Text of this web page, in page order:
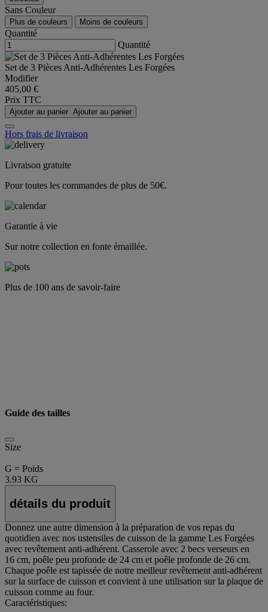
Sans Couleur
Plus de couleurs Moins de couleurs
Quantité
Quantité
Set de 3 Pièces Anti-Adhérentes Les Forgées
Modifier
405,00 €
Prix TTC
Ajouter au panier Ajouter au panier
Hors frais de livraison
Livraison gratuite
Pour toutes les commandes de plus de 50€.
Garantie à vie
Sur notre collection en fonte émaillée.
Plus de 100 ans de savoir-faire
Guide des tailles
Size
G = Poids
3.93 KG
détails du produit
Donnez une autre dimension à la préparation de vos repas du
quotidien avec nos ustensiles de cuisson de la gamme Les Forgées
avec revêtement anti-adhérent. Casserole avec 2 becs verseurs en
16 cm, poêle peu profonde de 24 cm et poêle profonde de 26 cm.
Chaque poêle est tapissée de notre meilleur revêtement anti-adhérent
sur la surface de cuisson et convient à une utilisation sur la plaque de
cuisson comme au four.
Caractéristiques: